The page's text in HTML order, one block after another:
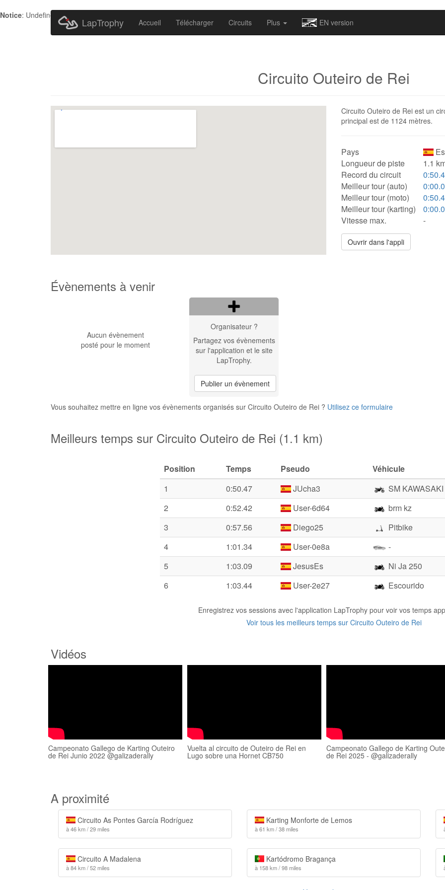
Notice: Undefined index: HTTP_ACCEPT_LANGUAGE in
LapTrophy Accueil Télécharger Circuits Plus EN version
Circuito Outeiro de Rei
Circuito Outeiro de Rei est un
principal est de 1124 mètres.
Pays
Longueur de piste
1.1
Record du circuit
Meilleur tour (auto)
Meilleur tour (moto)
Meilleur tour (karting)
Vitesse max.
-
Ouvrir dans l'appli
Évènements à venir
Aucun évènement
posté pour le moment
Organisateur ?
Partagez vos évènements
sur l'application et le site
LapTrophy.
Publier un évènement
Vous souhaitez mettre en ligne vos évènements organisés sur Circuito Outeiro de Rei ? Utilisez ce formulaire
Meilleurs temps sur Circuito Outeiro de Rei (1.1 km)
Position Temps Pseudo
Véhicule
1
0:50.47 JUcha3
SM KAWASAKI
2
0:52.42 User-6d64
brm kz
3
0:57.56 Diego25
Pitbike
4
1:01.34 User-0e8a
-
5
1:03.09 JesusEs
Ni Ja 250
6
1:03.44 User-2e27 Escourido
Enregistrez vos sessions avec l'application LapTrophy pour voir vos temps
Voir tous les meilleurs temps sur Circuito Outeiro de Rei
Vidéos
Campeonato Gallego de Karting Outeiro
de Rei Junio 2022 @galizaderally
Vuelta al circuito de Outeiro de Rei en
Lugo sobre una Hornet CB750
Campeonato Gallego de Karting
de Rei 2025 - @galizaderally
A proximité
Circuito As Pontes García Rodríguez
à 46 km / 29 miles
Karting Monforte de Lemos
à 61 km / 38 miles
Circuito A Madalena
à 84 km / 52 miles
Kartódromo Bragança
à 158 km / 98 miles